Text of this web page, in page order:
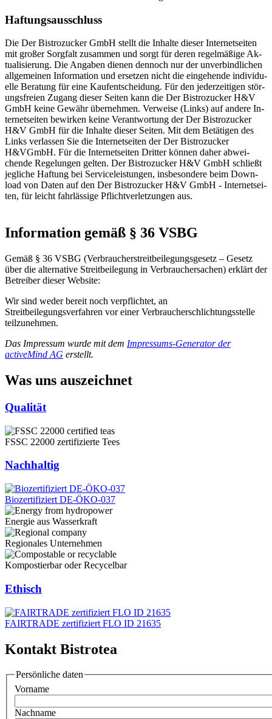
Haf­tungs­aus­schluss
Die Der Bi­s­tro­zu­cker GmbH stellt die In­hal­te die­ser In­ter­net­sei­ten
mit gro­ßer Sorg­falt zu­sam­men und sorgt für de­ren re­gel­mä­ß­i­ge Ak­
tua­li­sie­rung. Die An­ga­ben die­nen den­noch nur der un­ver­bind­li­chen
all­ge­mei­nen In­for­ma­ti­on und er­set­zen nicht die ein­ge­hen­de in­di­vi­du­
el­le Be­ra­tung für ei­ne Kau­f­ent­schei­dung. Für den je­der­zei­ti­gen stör­
ungs­f­rei­en Zu­gang die­ser Sei­ten kann die Der Bi­s­tro­zu­cker H&V
GmbH kei­ne Ge­währ über­neh­men. Ver­wei­se (Links) auf an­de­re In­
ter­net­sei­ten be­wir­ken kei­ne Ver­ant­wor­tung der Der Bi­s­tro­zu­cker
H&V GmbH für die In­hal­te die­ser Sei­ten. Mit dem Be­tä­ti­gen des
Links ver­las­sen Sie die In­ter­net­sei­ten der Der Bi­s­tro­zu­cker
H&VGmbH. Für die In­ter­net­sei­ten Drit­ter kön­nen da­her ab­wei­
chen­de Re­ge­lun­gen gel­ten. Der Bi­s­tro­zu­cker H&V GmbH sch­ließt
je­g­li­che Haf­tung bei Ser­vice­leis­tun­gen, ins­be­son­de­re beim Down­
load von Da­ten auf den Der Bi­s­tro­zu­cker H&V GmbH - In­ter­net­sei­
ten, für leicht fahr­läs­si­ge Pf­licht­ver­let­zun­gen aus.
Information gemäß § 36 VSBG
Gemäß § 36 VSBG (Verbraucherstreitbeilegungsgesetz – Gesetz
über die alternative Streitbeilegung in Verbrauchersachen) erklärt der
Betreiber dieser Website:
Wir sind weder bereit noch verpflichtet, an
Streitbeilegungsverfahren vor einer Verbraucherschlichtungsstelle
teilzunehmen.
Das Impressum wurde mit dem Impressums-Generator der
activeMind AG erstellt.
Was uns auszeichnet
Qualität
FSSC 22000 zertifizierte Tees
Nachhaltig
Biozertifiziert DE-ÖKO-037
Energie aus Wasserkraft
Regionales Unternehmen
Kompostierbar oder Recycelbar
Ethisch
FAIRTRADE zertifiziert FLO ID 21635
Kontakt Bistrotea
Persönliche daten
Vorname
Nachname